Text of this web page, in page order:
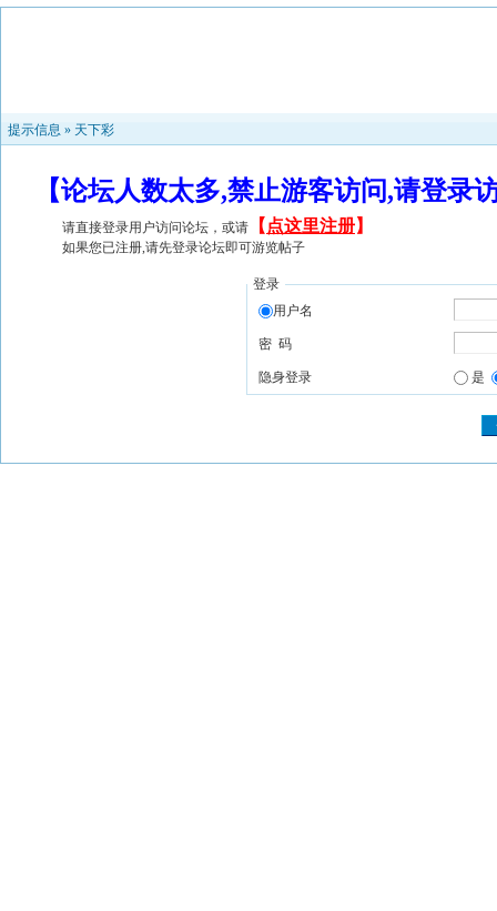
提示信息 » 天下彩
【论坛人数太多,禁止游客访问,请登
请直接登录用户访问论坛，或请 【 点这里注册】
如果您已注册,请先登录论坛即可游览帖子
登录
用户名
密 码
隐身登录 是